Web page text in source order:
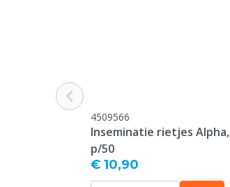
4509566
Inseminatie rietjes Alpha,
p/50
€ 10,90